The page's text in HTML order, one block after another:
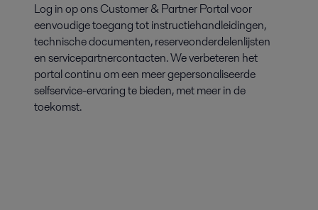
Log in op ons Customer & Partner Portal voor
eenvoudige toegang tot instructiehandleidingen,
technische documenten, reserveonderdelenlijsten
en servicepartnercontacten. We verbeteren het
portal continu om een meer gepersonaliseerde
selfservice-ervaring te bieden, met meer in de
toekomst.